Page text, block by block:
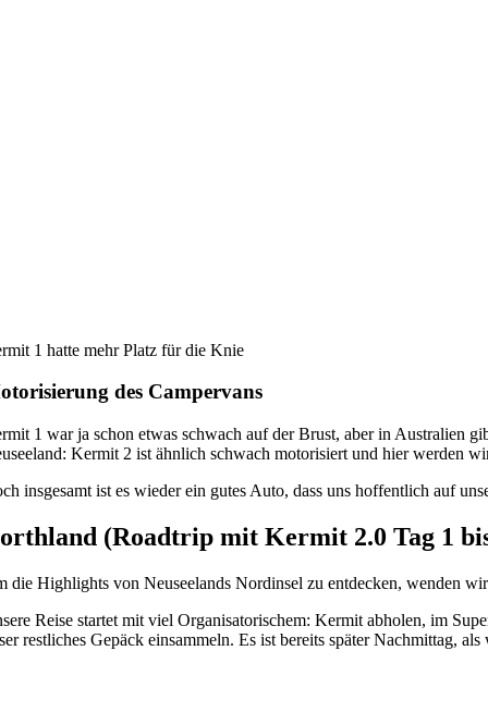
1 hatte mehr Platz für die Knie
des Campervans
1 war ja schon etwas schwach auf der Brust, aber in Australien
Kermit 2 ist ähnlich schwach motorisiert und hier werden
insgesamt ist es wieder ein gutes Auto, dass uns hoffentlich auf
(Roadtrip mit Kermit 2.0 Tag 1
die Highlights von Neuseelands Nordinsel zu entdecken, wenden
Reise startet mit viel Organisatorischem: Kermit abholen, im
restliches Gepäck einsammeln. Es ist bereits später Nachmittag,